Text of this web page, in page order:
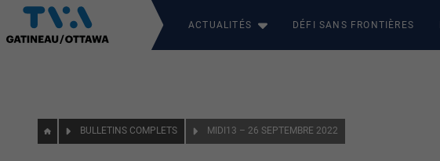
ACTUALITÉS DÉFI SANS FRONTIÈRES
BULLETINS COMPLETS MIDI13 – 26 SEPTEMBRE 2022